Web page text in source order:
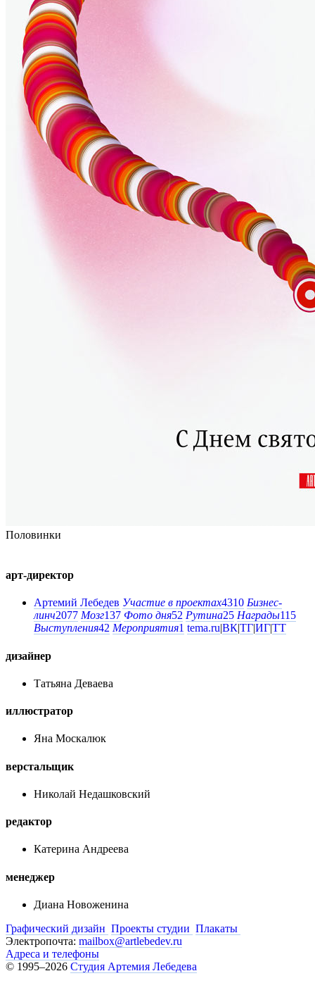
Половинки
арт-директор
Артемий Лебедев Участие в проектах4310 Бизнес-
линч2077 Мозг137 Фото дня52 Рутина25 Награды115
Выступления42 Мероприятия1 tema.ru|ВК|ТГ|ИГ|ТТ
дизайнер
Татьяна Деваева
иллюстратор
Яна Москалюк
верстальщик
Николай Недашковский
редактор
Катерина Андреева
менеджер
Диана Новоженина
Графический дизайн Проекты студии Плакаты
Электропочта: mailbox@artlebedev.ru
Адреса и телефоны
© 1995–2026 Студия Артемия Лебедева